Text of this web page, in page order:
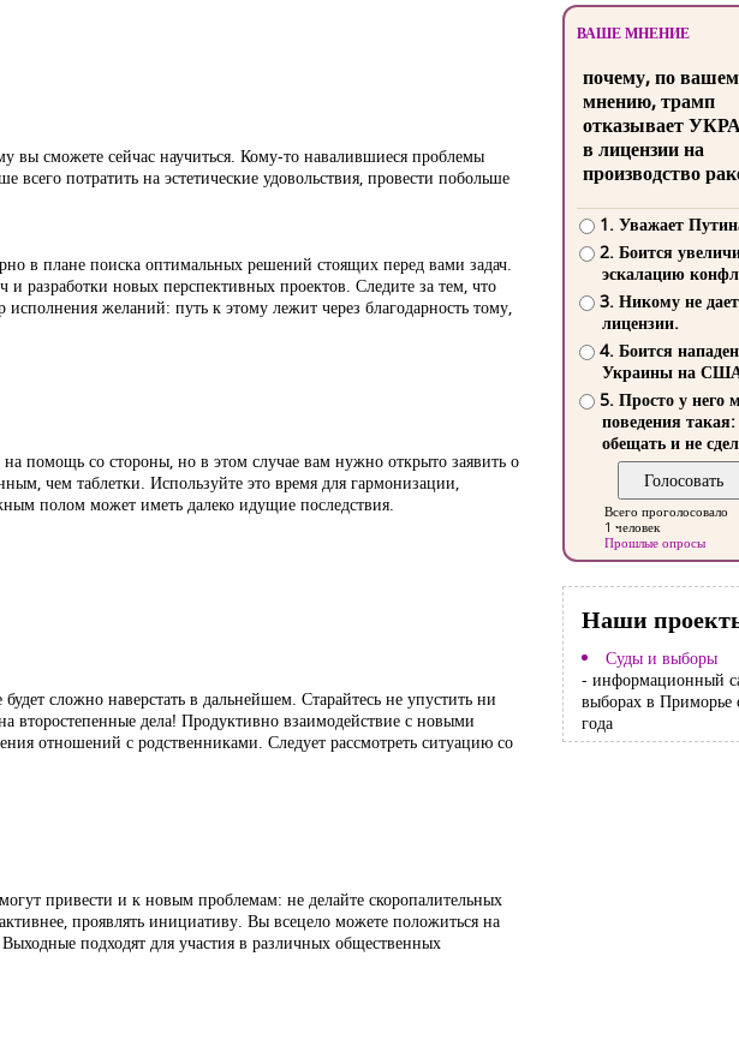
вы сможете сейчас научиться. Кому-то навалившиеся проблемы
потратить на эстетические удовольствия, провести побольше
в плане поиска оптимальных решений стоящих перед вами задач.
разработки новых перспективных проектов. Следите за тем, что
желаний: путь к этому лежит через благодарность тому,
помощь со стороны, но в этом случае вам нужно открыто заявить о
чем таблетки. Используйте это время для гармонизации,
полом может иметь далеко идущие последствия.
сложно наверстать в дальнейшем. Старайтесь не упустить ни
второстепенные дела! Продуктивно взаимодействие с новыми
отношений с родственниками. Следует рассмотреть ситуацию со
привести и к новым проблемам: не делайте скоропалительных
проявлять инициативу. Вы всецело можете положиться на
подходят для участия в различных общественных
ВАШЕ МНЕНИЕ
почему, по
мнению, трамп
отказывает
в лицензии на
производство
1. Уважает
2. Боится
эскалацию
3. Никому не
лицензии.
4. Боится
Украины на
5. Просто у него
поведения такая:
обещать и не
Всего проголосовало
1 человек
Прошлые опросы
Наши
Суды и выборы
- информационный
выборах в Приморье
года